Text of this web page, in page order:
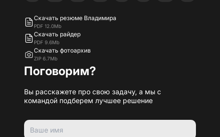
Скачать резюме Владимира
PDF 12.0Mb
Скачать райдер
PDF 9.6Mb
Скачать фотоархив
ZIP 6.7Mb
Поговорим?
Вы расскажете про свою задачу, а мы с
командой подберем лучшее решение